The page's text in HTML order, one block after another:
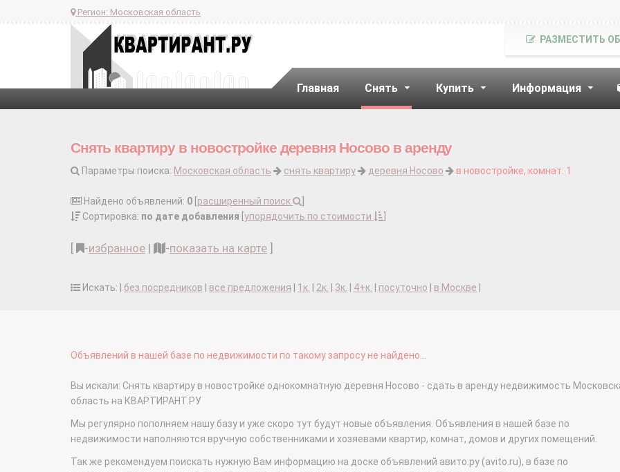
Регион: Московская область
Главная Снять Купить Информация
РАЗМЕСТИТЬ
Снять квартиру в новостройке деревня Носово в аренду
Параметры поиска: Московская область снять квартиру деревня Носово в новостройке, комнат: 1
Найдено объявлений: 0 расширенный поиск
Сортировка: по дате добавления упорядочить по стоимости
-избранное | -показать на карте
Искать: | без посредников все предложения 1к. 2к. 3к. 4+к. посуточно в Москве
Объявлений в нашей базе по недвижимости по такому запросу не найдено...
Вы искали: Снять квартиру в новостройке однокомнатную деревня Носово - сдать в аренду недвижимость
область на КВАРТИРАНТ.РУ
Мы регулярно пополняем нашу базу и уже скоро тут будут новые объявления. Объявления в нашей базе по
недвижимости наполняются вручную собственниками и хозяевами квартир, комнат, домов и других помещений.
Так же рекомендуем поискать нужную Вам информацию на доске объявлений авито.ру (avito.ru), в базе по